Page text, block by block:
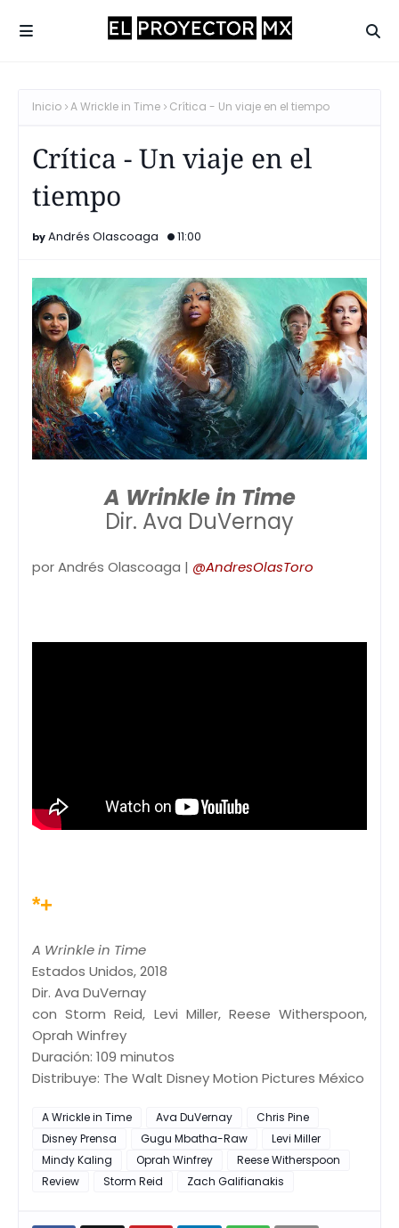
Inicio A Wrickle in Time Crítica - Un viaje en el tiempo
Crítica - Un viaje en el
tiempo
Andrés Olascoaga 11:00
A Wrinkle in Time
Dir. Ava DuVernay
por Andrés Olascoaga | @AndresOlasToro
*+
A Wrinkle in Time
Estados Unidos, 2018
Dir. Ava DuVernay
con Storm Reid, Levi Miller, Reese Witherspoon,
Oprah Winfrey
Duración: 109 minutos
Distribuye: The Walt Disney Motion Pictures México
A Wrickle in Time Ava DuVernay
Chris Pine
Disney Prensa
Gugu Mbatha-Raw
Levi Miller
Mindy Kaling
Oprah Winfrey
Reese Witherspoon
Review
Storm Reid Zach Galifianakis